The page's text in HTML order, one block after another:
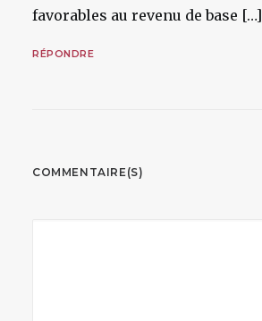
favorables au revenu de base […]
RÉPONDRE
COMMENTAIRE(S)